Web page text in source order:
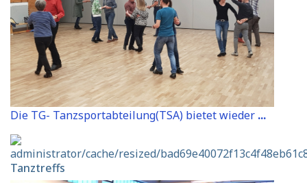
Die TG- Tanzsportabteilung(TSA) bietet wieder ...
Tanztreffs